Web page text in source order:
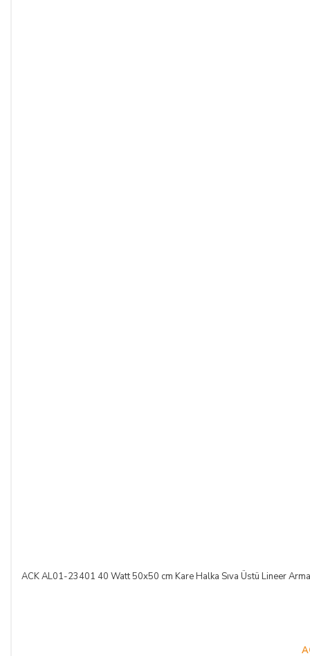
ACK AL01-23401 40 Watt 50x50 cm Kare Halka Sıva Üstü Lineer